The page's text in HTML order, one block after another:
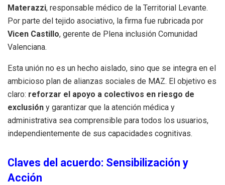
Materazzi, responsable médico de la Territorial Levante.
Por parte del tejido asociativo, la firma fue rubricada por
Vicen Castillo, gerente de Plena inclusión Comunidad
Valenciana.
Esta unión no es un hecho aislado, sino que se integra en el
ambicioso plan de alianzas sociales de MAZ. El objetivo es
claro: reforzar el apoyo a colectivos en riesgo de
exclusión y garantizar que la atención médica y
administrativa sea comprensible para todos los usuarios,
independientemente de sus capacidades cognitivas.
Claves del acuerdo: Sensibilización y
Acción